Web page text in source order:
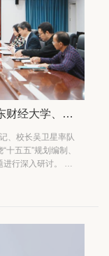
党委副书记、校长吴卫星一行赴广东财经大学、广东金融学院调研交流
、校长吴卫星率队
五五”规划编制、
深入研讨。 在
。广东财经大学